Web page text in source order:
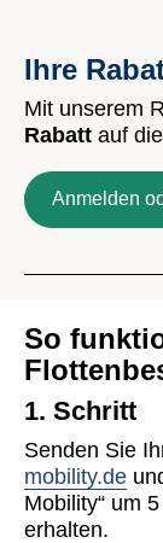
Ihre
Mit unserem
Rabatt auf
Anmelden
So
1. Schritt
Senden Sie
mobility.de
Mobility“ um
erhalten.